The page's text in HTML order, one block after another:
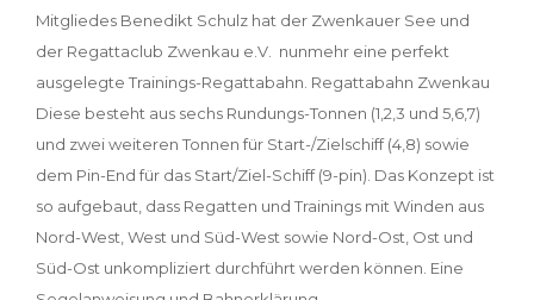
Mitgliedes Benedikt Schulz hat der Zwenkauer See und
der Regattaclub Zwenkau e.V. nunmehr eine perfekt
ausgelegte Trainings-Regattabahn. Regattabahn Zwenkau
Diese besteht aus sechs Rundungs-Tonnen (1,2,3 und 5,6,7)
und zwei weiteren Tonnen für Start-/Zielschiff (4,8) sowie
dem Pin-End für das Start/Ziel-Schiff (9-pin). Das Konzept ist
so aufgebaut, dass Regatten und Trainings mit Winden aus
Nord-West, West und Süd-West sowie Nord-Ost, Ost und
Süd-Ost unkompliziert durchführt werden können. Eine